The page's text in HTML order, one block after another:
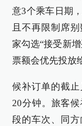
意3个乘车日期
且不再限制席
家勾选“接受新
票额会优先投放
候补订单的截
20分钟。旅客
段的车次、同